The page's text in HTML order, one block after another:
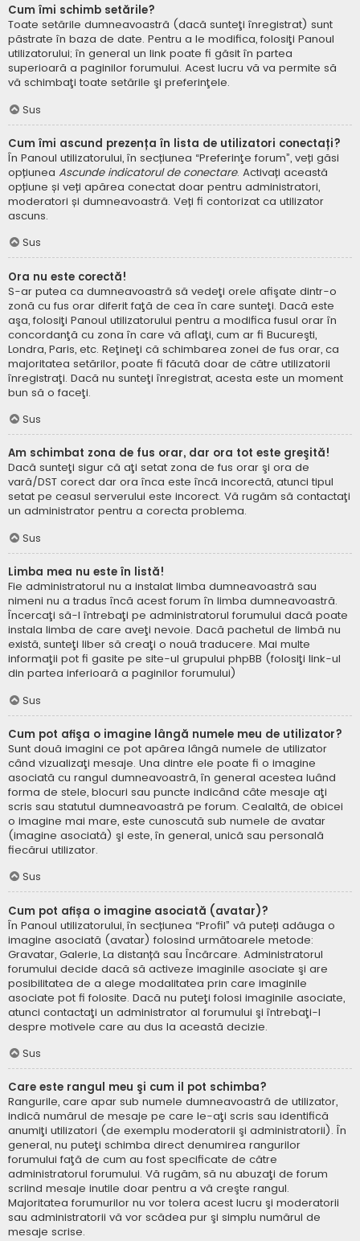
Cum îmi schimb setările?
Toate setările dumneavoastră (dacă sunteţi înregistrat) sunt
păstrate în baza de date. Pentru a le modifica, folosiţi Panoul
utilizatorului; în general un link poate fi găsit în partea
superioară a paginilor forumului. Acest lucru vă va permite să
vă schimbaţi toate setările şi preferinţele.
Sus
Cum îmi ascund prezența în lista de utilizatori conectați?
În Panoul utilizatorului, în secțiunea “Preferinţe forum”, veți găsi
opțiunea Ascunde indicatorul de conectare. Activați această
opțiune și veți apărea conectat doar pentru administratori,
moderatori și dumneavoastră. Veți fi contorizat ca utilizator
ascuns.
Sus
Ora nu este corectă!
S-ar putea ca dumneavoastră să vedeţi orele afişate dintr-o
zonă cu fus orar diferit faţă de cea în care sunteţi. Dacă este
aşa, folosiţi Panoul utilizatorului pentru a modifica fusul orar în
concordanţă cu zona în care vă aflaţi, cum ar fi Bucureşti,
Londra, Paris, etc. Reţineţi că schimbarea zonei de fus orar, ca
majoritatea setărilor, poate fi făcută doar de către utilizatorii
înregistraţi. Dacă nu sunteţi înregistrat, acesta este un moment
bun să o faceţi.
Sus
Am schimbat zona de fus orar, dar ora tot este greşită!
Dacă sunteţi sigur că aţi setat zona de fus orar şi ora de
vară/DST corect dar ora înca este încă incorectă, atunci tipul
setat pe ceasul serverului este incorect. Vă rugăm să contactaţi
un administrator pentru a corecta problema.
Sus
Limba mea nu este în listă!
Fie administratorul nu a instalat limba dumneavoastră sau
nimeni nu a tradus încă acest forum în limba dumneavoastră.
Încercaţi să-l întrebaţi pe administratorul forumului dacă poate
instala limba de care aveţi nevoie. Dacă pachetul de limbă nu
există, sunteţi liber să creaţi o nouă traducere. Mai multe
informaţii pot fi gasite pe site-ul grupului phpBB (folosiţi link-ul
din partea inferioară a paginilor forumului)
Sus
Cum pot afişa o imagine lângă numele meu de utilizator?
Sunt două imagini ce pot apărea lângă numele de utilizator
când vizualizaţi mesaje. Una dintre ele poate fi o imagine
asociată cu rangul dumneavoastră, în general acestea luând
forma de stele, blocuri sau puncte indicând câte mesaje aţi
scris sau statutul dumneavoastră pe forum. Cealaltă, de obicei
o imagine mai mare, este cunoscută sub numele de avatar
(imagine asociată) şi este, în general, unică sau personală
fiecărui utilizator.
Sus
Cum pot afișa o imagine asociată (avatar)?
În Panoul utilizatorului, în secțiunea “Profil” vă puteți adăuga o
imagine asociată (avatar) folosind următoarele metode:
Gravatar, Galerie, La distanță sau Încărcare. Administratorul
forumului decide dacă să activeze imaginile asociate şi are
posibilitatea de a alege modalitatea prin care imaginile
asociate pot fi folosite. Dacă nu puteţi folosi imaginile asociate,
atunci contactaţi un administrator al forumului şi întrebaţi-l
despre motivele care au dus la această decizie.
Sus
Care este rangul meu şi cum il pot schimba?
Rangurile, care apar sub numele dumneavoastră de utilizator,
indică numărul de mesaje pe care le-aţi scris sau identifică
anumiţi utilizatori (de exemplu moderatorii şi administratorii). În
general, nu puteţi schimba direct denumirea rangurilor
forumului faţă de cum au fost specificate de către
administratorul forumului. Vă rugăm, să nu abuzaţi de forum
scriind mesaje inutile doar pentru a vă creşte rangul.
Majoritatea forumurilor nu vor tolera acest lucru şi moderatorii
sau administratorii vă vor scădea pur şi simplu numărul de
mesaje scrise.